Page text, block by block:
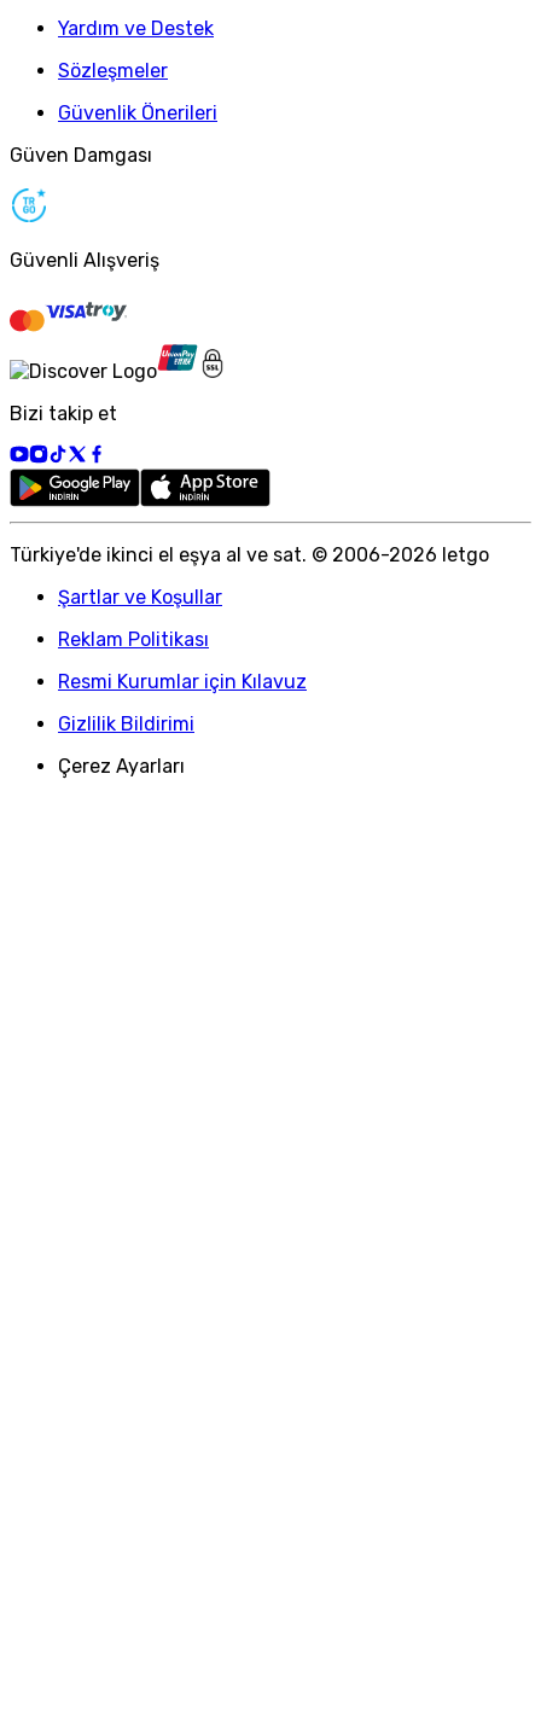
Yardım ve Destek
Sözleşmeler
Güvenlik Önerileri
Güven Damgası
Güvenli Alışveriş
Bizi takip et
Türkiye'de ikinci el eşya al ve sat. © 2006-2026 letgo
Şartlar ve Koşullar
Reklam Politikası
Resmi Kurumlar için Kılavuz
Gizlilik Bildirimi
Çerez Ayarları